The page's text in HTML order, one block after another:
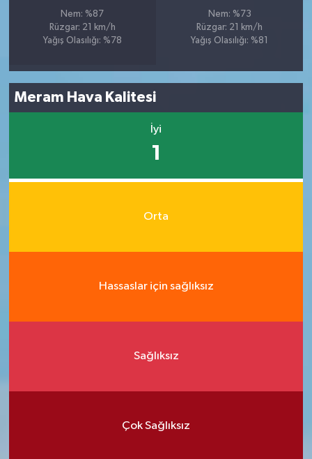
Nem: %87
Rüzgar: 21 km/h
Yağış Olasılığı: %78
Nem: %73
Rüzgar: 21 km/h
Yağış Olasılığı: %81
Meram Hava Kalitesi
İyi
1
Orta
Hassaslar için sağlıksız
Sağlıksız
Çok Sağlıksız